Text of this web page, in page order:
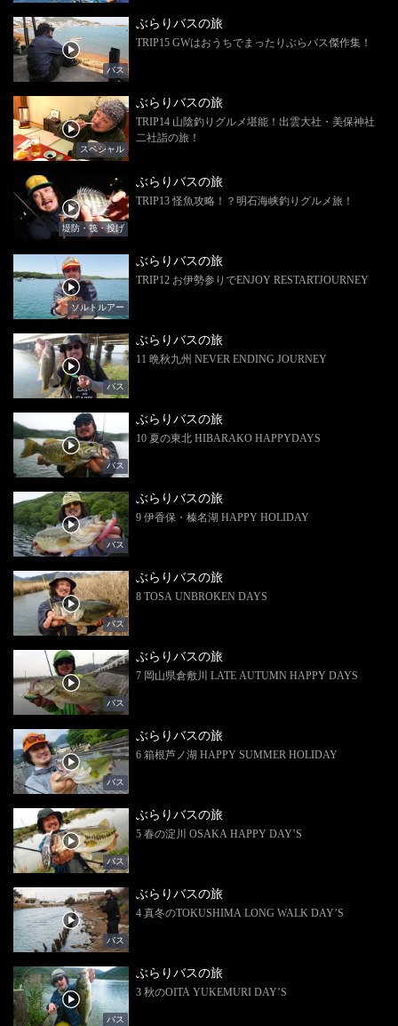
バス
ぶらりバスの旅
TRIP15 GWはおうちでまったりぶらバス傑作集！
スペシャル
ぶらりバスの旅
TRIP14 山陰釣りグルメ堪能！出雲大社・美保神社
二社詣の旅！
堤防・筏・投げ
ぶらりバスの旅
TRIP13 怪魚攻略！？明石海峡釣りグルメ旅！
ソルトルアー
ぶらりバスの旅
TRIP12 お伊勢参りでENJOY RESTARTJOURNEY
バス
ぶらりバスの旅
11 晩秋九州 NEVER ENDING JOURNEY
バス
ぶらりバスの旅
10 夏の東北 HIBARAKO HAPPYDAYS
バス
ぶらりバスの旅
9 伊香保・榛名湖 HAPPY HOLIDAY
バス
ぶらりバスの旅
8 TOSA UNBROKEN DAYS
バス
ぶらりバスの旅
7 岡山県倉敷川 LATE AUTUMN HAPPY DAYS
バス
ぶらりバスの旅
6 箱根芦ノ湖 HAPPY SUMMER HOLIDAY
バス
ぶらりバスの旅
5 春の淀川 OSAKA HAPPY DAY’S
バス
ぶらりバスの旅
4 真冬のTOKUSHIMA LONG WALK DAY’S
バス
ぶらりバスの旅
3 秋のOITA YUKEMURI DAY’S